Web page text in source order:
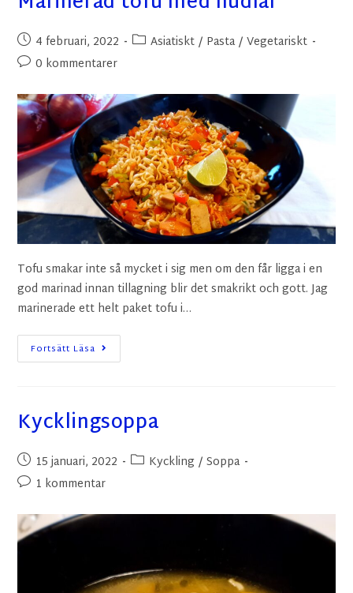
4 februari, 2022 Asiatiskt / Pasta / Vegetariskt
0 kommentarer
Tofu smakar inte så mycket i sig men om den får ligga i en
god marinad innan tillagning blir det smakrikt och gott. Jag
marinerade ett helt paket tofu i…
Fortsätt Läsa
Kycklingsoppa
15 januari, 2022 Kyckling / Soppa
1 kommentar